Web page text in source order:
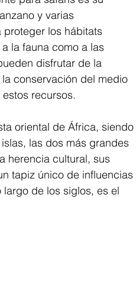
y varias
los hábitats
la fauna como a las
disfrutar de la
conservación del medio
recursos.
oriental de África, siendo
las dos más grandes
herencia cultural, sus
tapiz único de influencias
de los siglos, es el